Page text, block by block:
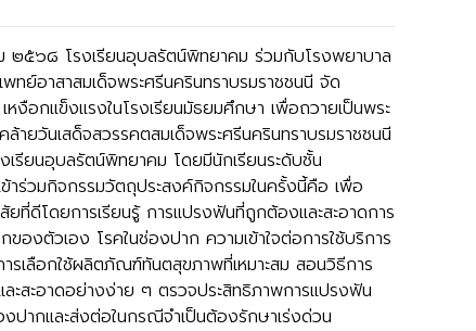
๕๖๘ โรงเรียนอุบลรัตน์พิทยาคม ร่วมกับโรงพยาบาล
ทย์อาสาสมเด็จพระศรีนครินทราบรมราชชนนี จัด
หงือกแข็งแรงในโรงเรียนมัธยมศึกษา เพื่อถวายเป็นพระ
ล้ายวันเสด็จสวรรคตสมเด็จพระศรีนครินทราบรมราชชนนี
รียนอุบลรัตน์พิทยาคม โดยมีนักเรียนระดับชั้น
ร่วมกิจกรรมวัตถุประสงค์กิจกรรมในครั้งนี้คือ เพื่อ
ยที่ดีโดยการเรียนรู้ การแปรงฟันที่ถูกต้องและสะอาดการ
องตัวเอง โรคในช่องปาก ความเข้าใจต่อการใช้บริการ
รเลือกใช้ผลิตภัณฑ์ทันตสุขภาพที่เหมาะสม สอนวิธีการ
ะสะอาดอย่างง่าย ๆ ตรวจประสิทธิภาพการแปรงฟัน
ปากและส่งต่อในกรณีจำเป็นต้องรักษาเร่งด่วน